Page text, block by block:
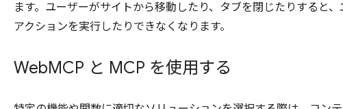
ます。ユーザーがサイトから移動したり、タブを閉じたりすると
アクションを実行したりできなくなります。
WebMCP と MCP を使用する